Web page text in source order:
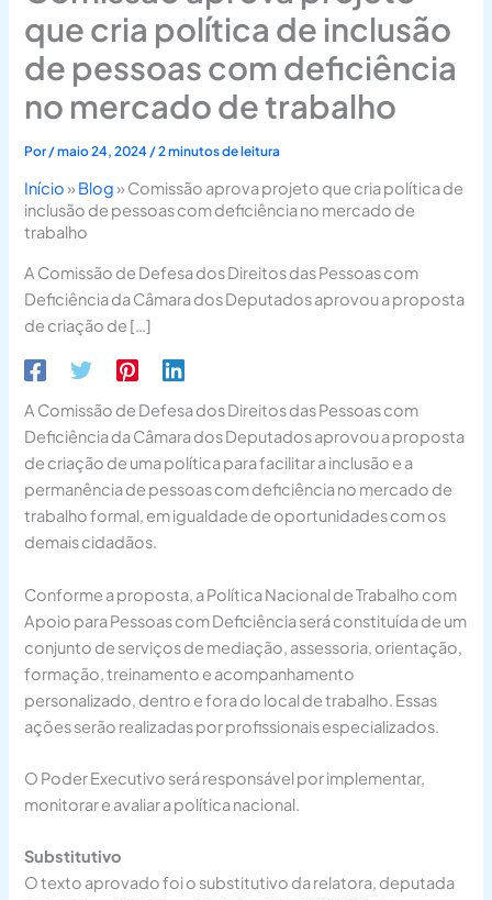
que cria política de inclusão
de pessoas com deficiência
no mercado de trabalho
Por/maio 24, 2024 /2 minutos de leitura
Início» Blog» Comissão aprova projeto que cria política de
inclusão de pessoas com deficiência no mercado de
trabalho
A Comissão de Defesa dos Direitos das Pessoas com
Deficiência da Câmara dos Deputados aprovou a proposta
de criação de […]
A Comissão de Defesa dos Direitos das Pessoas com
Deficiência da Câmara dos Deputados aprovou a proposta
de criação de uma política para facilitar a inclusão e a
permanência de pessoas com deficiência no mercado de
trabalho formal, em igualdade de oportunidades com os
demais cidadãos.
Conforme a proposta, a Política Nacional de Trabalho com
Apoio para Pessoas com Deficiência será constituída de um
conjunto de serviços de mediação, assessoria, orientação,
formação, treinamento e acompanhamento
personalizado, dentro e fora do local de trabalho. Essas
ações serão realizadas por profissionais especializados.
O Poder Executivo será responsável por implementar,
monitorar e avaliar a política nacional.
Substitutivo
O texto aprovado foi o substitutivo da relatora, deputada